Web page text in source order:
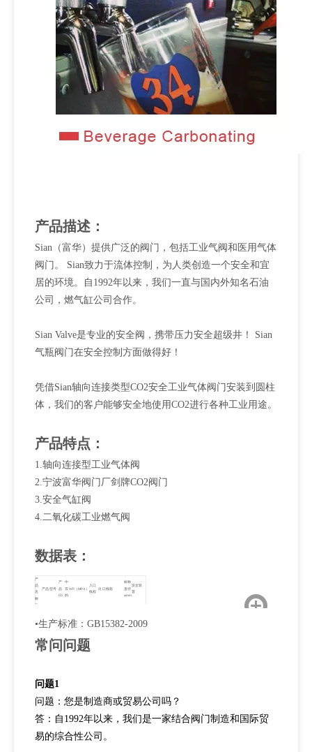
产品描述：
Sian（富华）提供广泛的阀门，包括工业气阀和医用气体
阀门。 Sian致力于流体控制，为人类创造一个安全和宜
居的环境。自1992年以来，我们一直与国内外知名石油
公司，燃气缸公司合作。
Sian Valve是专业的安全阀，携带压力安全超级井！ Sian
气瓶阀门在安全控制方面做得好！
凭借Sian轴向连接类型CO2安全工业气体阀门安装到圆柱
体，我们的客户能够安全地使用CO2进行各种工业用途。
产品特点：
1.轴向连接型工业气体阀
2.宁波富华阀门厂剑牌CO2阀门
3.安全气缸阀
4.二氧化碳工业燃气阀
数据表：
产
品
名
称
产品型号
产
品
ID.
中
等
的
WP（MPA）
入口
线程
出口线程
标称
直径
φmm
安全装
置
轴
接
CO2
安
全
阀
CGA320B.805-
737.
氧
化
15MPA
3 / 4-
•生产标准：GB15382-2009
常问问题
问题1
问题：您是制造商或贸易公司吗？
答：自1992年以来，我们是一家结合阀门制造和国际贸
易的综合性公司。